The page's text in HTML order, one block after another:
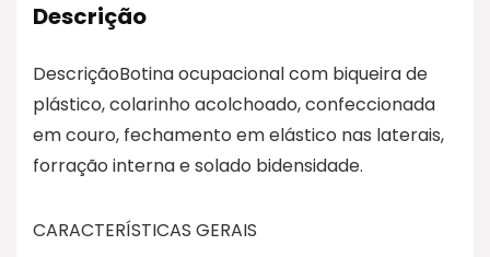
Descrição
DescriçãoBotina ocupacional com biqueira de
plástico, colarinho acolchoado, confeccionada
em couro, fechamento em elástico nas laterais,
forração interna e solado bidensidade.
CARACTERÍSTICAS GERAIS